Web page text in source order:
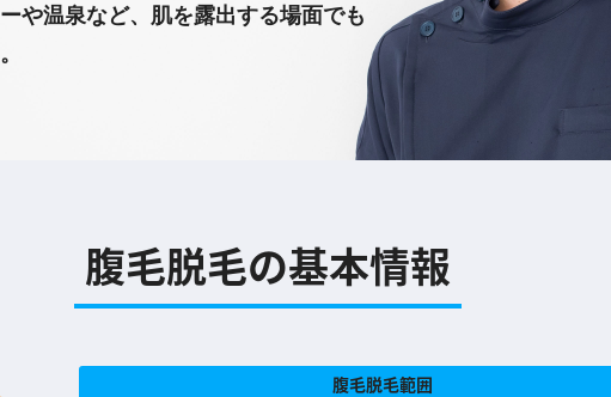
や温泉など、肌を露出する場面でも
腹毛脱毛の基本情報
腹毛脱毛範囲